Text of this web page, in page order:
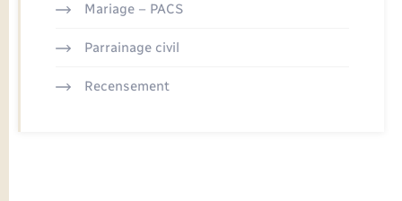
Mariage – PACS
Parrainage civil
Recensement